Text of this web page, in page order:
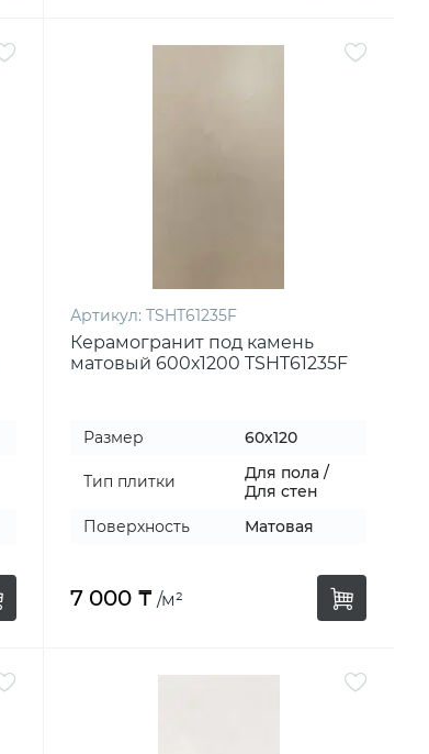
Артикул: TSHT61235F
Керамогранит под камень
матовый 600х1200 TSHT61235F
Размер 60x120
Тип плитки
Для пола /
Для стен
Поверхность
Матовая
7 000 ₸ /м²